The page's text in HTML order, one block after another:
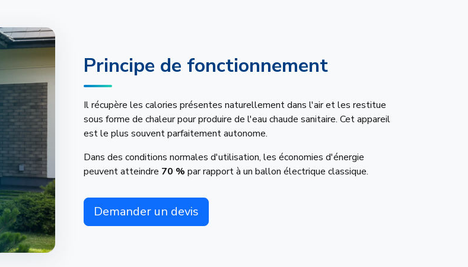
Principe de fonctionnement
Il récupère les calories présentes naturellement dans l'air et les restitue
sous forme de chaleur pour produire de l'eau chaude sanitaire. Cet appareil
est le plus souvent parfaitement autonome.
Dans des conditions normales d'utilisation, les économies d'énergie
peuvent atteindre 70 % par rapport à un ballon électrique classique.
Demander un devis